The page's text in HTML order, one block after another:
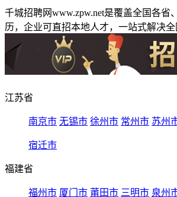
千城招聘网www.zpw.net是覆盖全国各
历，企业可直招本地人才，一站式解决
江苏省
南京市 无锡市 徐州市 常州市 苏州
宿迁市
福建省
福州市 厦门市 莆田市 三明市 泉州